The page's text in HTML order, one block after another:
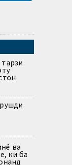
ва
ки ба